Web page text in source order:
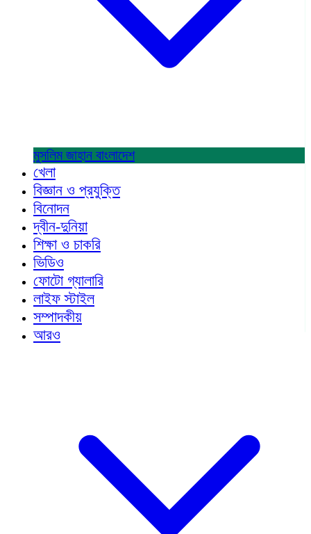
মুসলিম জাহান বাংলাদেশ
খেলা
বিজ্ঞান ও প্রযুক্তি
বিনোদন
দ্বীন-দুনিয়া
শিক্ষা ও চাকরি
ভিডিও
ফোটো গ্যালারি
লাইফ স্টাইল
সম্পাদকীয়
আরও